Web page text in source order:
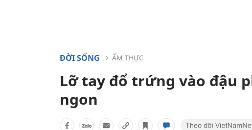
ĐỜI SỐNG ẨM THỰC
Lỡ tay đổ trứng vào đậu
ngon